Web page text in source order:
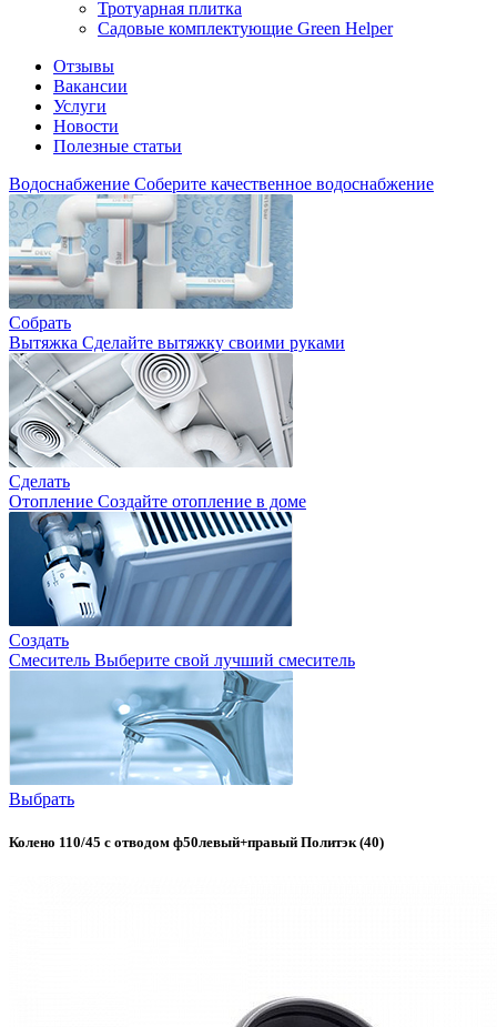
Тротуарная плитка
Садовые комплектующие Green Helper
Отзывы
Вакансии
Услуги
Новости
Полезные статьи
Водоснабжение Соберите качественное водоснабжение
Собрать
Вытяжка Сделайте вытяжку своими руками
Сделать
Отопление Создайте отопление в доме
Создать
Смеситель Выберите свой лучший смеситель
Выбрать
Колено 110/45 с отводом ф50левый+правый Политэк (40)